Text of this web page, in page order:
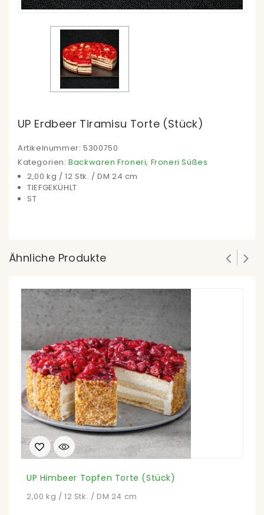
UP Erdbeer Tiramisu Torte (Stück)
Artikelnummer: 5300750
Kategorien:Backwaren Froneri, Froneri Süßes
2,00 kg / 12 Stk. / DM 24 cm
TIEFGEKÜHLT
ST
Ähnliche Produkte
UP Himbeer Topfen Torte (Stück)
2,00 kg / 12 Stk. / DM 24 cm